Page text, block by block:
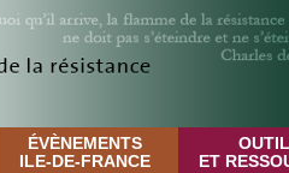
ÉVÈNEMENTS
ILE-DE-FRANCE ET